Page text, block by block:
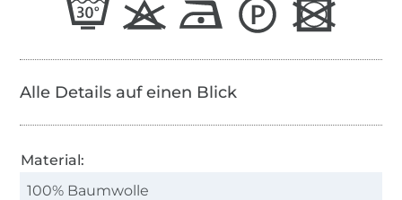
Alle Details auf einen Blick
Material:
100% Baumwolle